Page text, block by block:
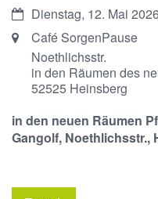
Datum:Dienstag, 12. Mai
Ort: Café SorgenPause
Noethlichsstr.
in den Räumen des
52525 Heinsberg
in den neuen Räumen
Gangolf, Noethlichsstr.,